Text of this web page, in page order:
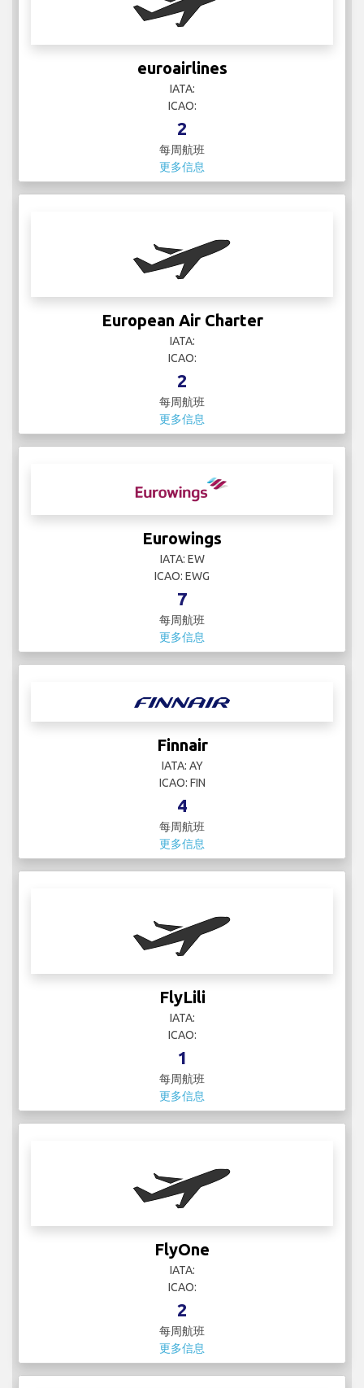
euroairlines
IATA:
ICAO:
2
每周航班
更多信息
European Air Charter
IATA:
ICAO:
2
每周航班
更多信息
Eurowings
IATA: EW
ICAO: EWG
7
每周航班
更多信息
Finnair
IATA: AY
ICAO: FIN
4
每周航班
更多信息
FlyLili
IATA:
ICAO:
1
每周航班
更多信息
FlyOne
IATA:
ICAO:
2
每周航班
更多信息